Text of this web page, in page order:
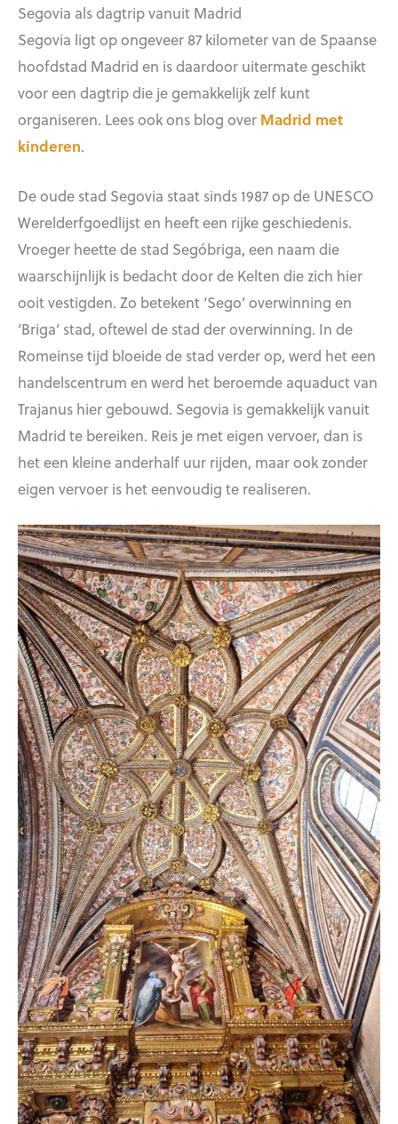
Segovia als dagtrip vanuit Madrid
Segovia ligt op ongeveer 87 kilometer van de Spaanse
hoofdstad Madrid en is daardoor uitermate geschikt
voor een dagtrip die je gemakkelijk zelf kunt
organiseren. Lees ook ons blog over Madrid met
kinderen.
De oude stad Segovia staat sinds 1987 op de UNESCO
Werelderfgoedlijst en heeft een rijke geschiedenis.
Vroeger heette de stad Segóbriga, een naam die
waarschijnlijk is bedacht door de Kelten die zich hier
ooit vestigden. Zo betekent ‘Sego’ overwinning en
‘Briga’ stad, oftewel de stad der overwinning. In de
Romeinse tijd bloeide de stad verder op, werd het een
handelscentrum en werd het beroemde aquaduct van
Trajanus hier gebouwd. Segovia is gemakkelijk vanuit
Madrid te bereiken. Reis je met eigen vervoer, dan is
het een kleine anderhalf uur rijden, maar ook zonder
eigen vervoer is het eenvoudig te realiseren.